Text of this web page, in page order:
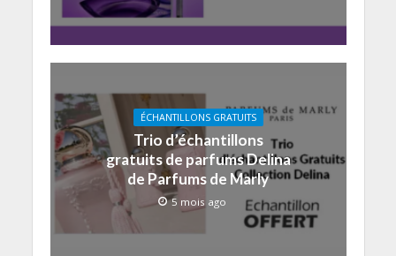
ÉCHANTILLONS GRATUITS
Trio d’échantillons
gratuits de parfums Delina
de Parfums de Marly
5 mois ago